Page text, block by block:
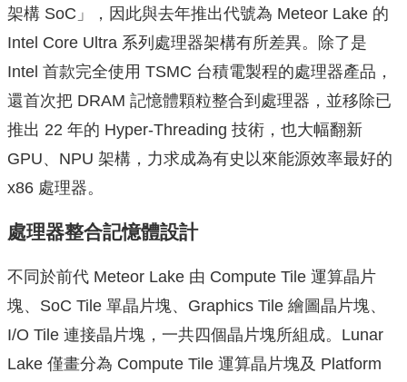
架構 SoC」，因此與去年推出代號為 Meteor Lake 的
Intel Core Ultra 系列處理器架構有所差異。除了是
Intel 首款完全使用 TSMC 台積電製程的處理器產品，
還首次把 DRAM 記憶體顆粒整合到處理器，並移除已
推出 22 年的 Hyper-Threading 技術，也大幅翻新
GPU、NPU 架構，力求成為有史以來能源效率最好的
x86 處理器。
處理器整合記憶體設計
不同於前代 Meteor Lake 由 Compute Tile 運算晶片
塊、SoC Tile 單晶片塊、Graphics Tile 繪圖晶片塊、
I/O Tile 連接晶片塊，一共四個晶片塊所組成。Lunar
Lake 僅畫分為 Compute Tile 運算晶片塊及 Platform